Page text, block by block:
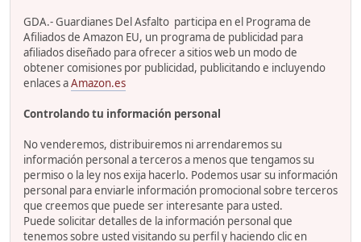
GDA.- Guardianes Del Asfalto participa en el Programa de
Afiliados de Amazon EU, un programa de publicidad para
afiliados diseñado para ofrecer a sitios web un modo de
obtener comisiones por publicidad, publicitando e incluyendo
enlaces aAmazon.es
Controlando tu información personal
No venderemos, distribuiremos ni arrendaremos su
información personal a terceros a menos que tengamos su
permiso o la ley nos exija hacerlo. Podemos usar su información
personal para enviarle información promocional sobre terceros
que creemos que puede ser interesante para usted.
Puede solicitar detalles de la información personal que
tenemos sobre usted visitando su perfil y haciendo clic en